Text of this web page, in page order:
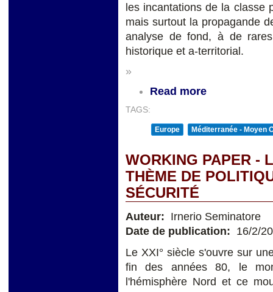
les incantations de la classe
mais surtout la propagande
analyse de fond, à de
historique et a-territorial.
»
Read more
TAGS:
Europe Méditerranée - Moyen
WORKING PAPER -
THÈME DE
SÉCURITÉ
Auteur: Irnerio Seminatore
Date de publication: 16/2/
Le XXI° siècle s'ouvre sur
fin des années 80, le
l'hémisphère Nord et ce